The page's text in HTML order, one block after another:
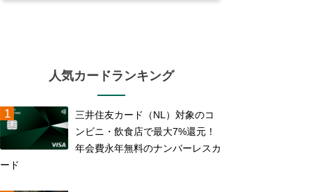
人気カードランキング
三井住友カード（NL）対象のコ
ンビニ・飲食店で最大7%還元！
年会費永年無料のナンバーレスカ
ード